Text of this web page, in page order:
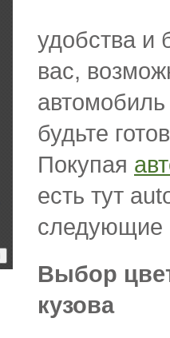
удобства и
вас,
будьте
Покупая
есть тут
следующие
Выбор
кузова